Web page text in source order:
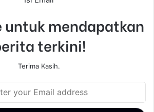
untuk mendapatkan
terkini!
Terima Kasih.